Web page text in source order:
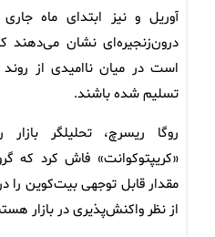
آوریل و نیز ابتدای ماه
درون‌زنجیره‌ای نشان می‌دهند
است در میان ناامیدی از
تسلیم شده باشند.
روگا ریسرچ، تحلیلگر
«کریپتوکوانت» فاش کرد که
مقدار قابل توجهی بیت‌کوین را
از نظر واکنش‌پذیری در بازار